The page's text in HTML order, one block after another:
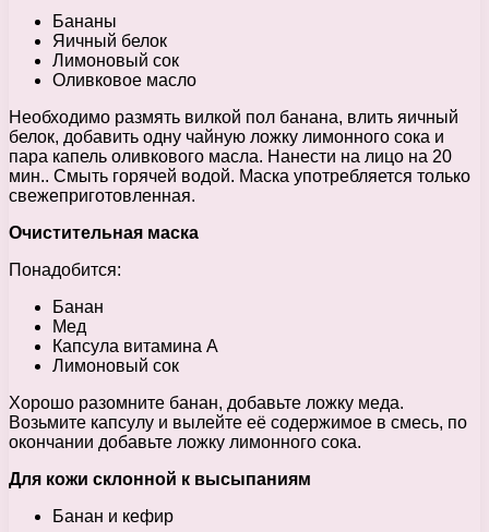
Бананы
Яичный белок
Лимоновый сок
Оливковое масло
Необходимо размять вилкой пол банана, влить яичный
белок, добавить одну чайную ложку лимонного сока и
пара капель оливкового масла. Нанести на лицо на 20
мин.. Смыть горячей водой. Маска употребляется только
свежеприготовленная.
Очистительная маска
Понадобится:
Банан
Мед
Капсула витамина А
Лимоновый сок
Хорошо разомните банан, добавьте ложку меда.
Возьмите капсулу и вылейте её содержимое в смесь, по
окончании добавьте ложку лимонного сока.
Для кожи склонной к высыпаниям
Банан и кефир